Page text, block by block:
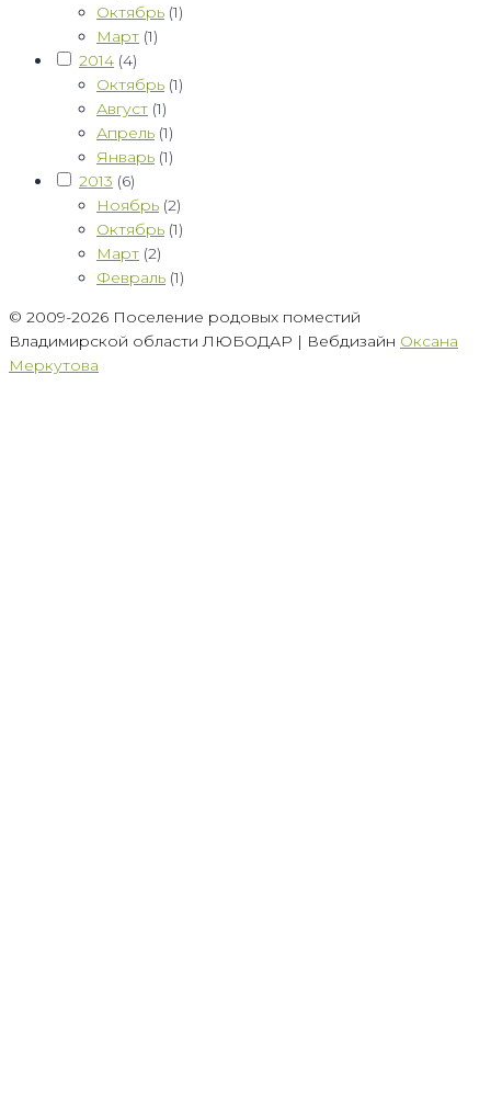
Октябрь (1)
Март (1)
2014 (4)
Октябрь (1)
Август (1)
Апрель (1)
Январь (1)
2013 (6)
Ноябрь (2)
Октябрь (1)
Март (2)
Февраль (1)
© 2009-2026 Поселение родовых поместий
Владимирской области ЛЮБОДАР | Вебдизайн Оксана
Меркутова